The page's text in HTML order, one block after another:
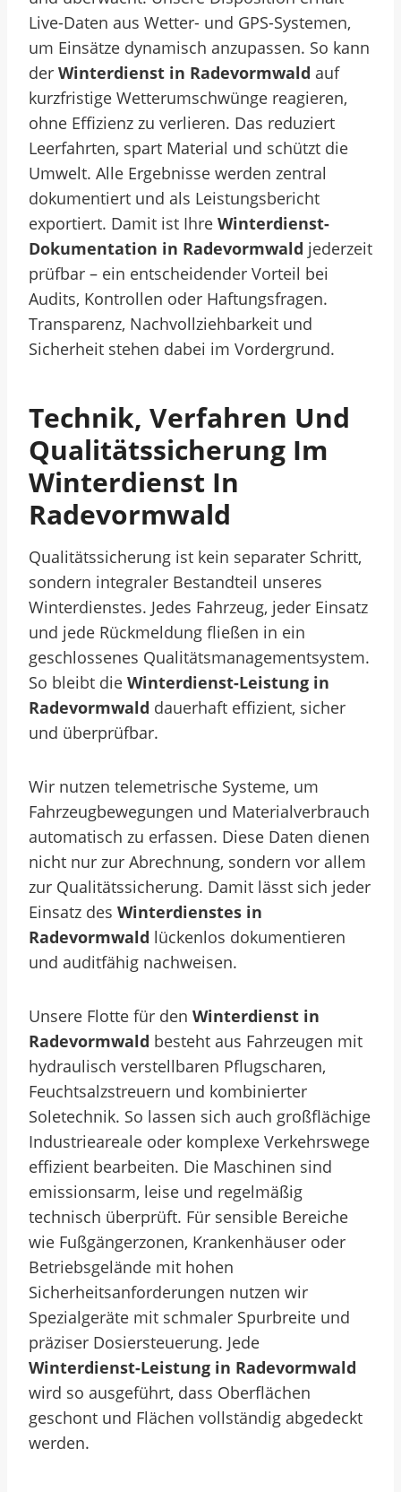
Live-Daten aus Wetter- und GPS-Systemen,
um Einsätze dynamisch anzupassen. So kann
der Winterdienst in Radevormwald auf
kurzfristige Wetterumschwünge reagieren,
ohne Effizienz zu verlieren. Das reduziert
Leerfahrten, spart Material und schützt die
Umwelt. Alle Ergebnisse werden zentral
dokumentiert und als Leistungsbericht
exportiert. Damit ist Ihre Winterdienst-
Dokumentation in Radevormwald jederzeit
prüfbar – ein entscheidender Vorteil bei
Audits, Kontrollen oder Haftungsfragen.
Transparenz, Nachvollziehbarkeit und
Sicherheit stehen dabei im Vordergrund.
Technik, Verfahren Und
Qualitätssicherung Im
Winterdienst In
Radevormwald
Qualitätssicherung ist kein separater Schritt,
sondern integraler Bestandteil unseres
Winterdienstes. Jedes Fahrzeug, jeder Einsatz
und jede Rückmeldung fließen in ein
geschlossenes Qualitätsmanagementsystem.
So bleibt die Winterdienst-Leistung in
Radevormwald dauerhaft effizient, sicher
und überprüfbar.
Wir nutzen telemetrische Systeme, um
Fahrzeugbewegungen und Materialverbrauch
automatisch zu erfassen. Diese Daten dienen
nicht nur zur Abrechnung, sondern vor allem
zur Qualitätssicherung. Damit lässt sich jeder
Einsatz des Winterdienstes in
Radevormwald lückenlos dokumentieren
und auditfähig nachweisen.
Unsere Flotte für den Winterdienst in
Radevormwald besteht aus Fahrzeugen mit
hydraulisch verstellbaren Pflugscharen,
Feuchtsalzstreuern und kombinierter
Soletechnik. So lassen sich auch großflächige
Industrieareale oder komplexe Verkehrswege
effizient bearbeiten. Die Maschinen sind
emissionsarm, leise und regelmäßig
technisch überprüft. Für sensible Bereiche
wie Fußgängerzonen, Krankenhäuser oder
Betriebsgelände mit hohen
Sicherheitsanforderungen nutzen wir
Spezialgeräte mit schmaler Spurbreite und
präziser Dosiersteuerung. Jede
Winterdienst-Leistung in Radevormwald
wird so ausgeführt, dass Oberflächen
geschont und Flächen vollständig abgedeckt
werden.